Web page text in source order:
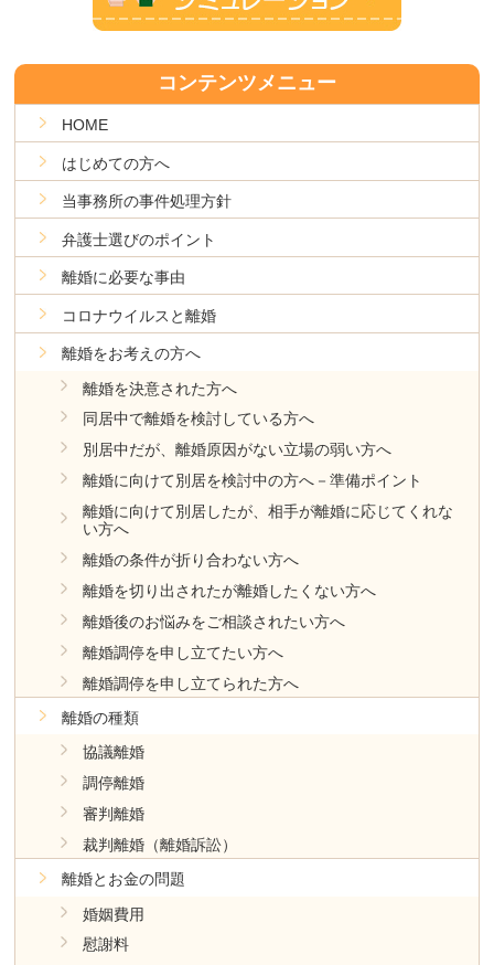
コンテンツメニュー
HOME
はじめての方へ
当事務所の事件処理方針
弁護士選びのポイント
離婚に必要な事由
コロナウイルスと離婚
離婚をお考えの方へ
離婚を決意された方へ
同居中で離婚を検討している方へ
別居中だが、離婚原因がない立場の弱い方へ
離婚に向けて別居を検討中の方へ－準備ポイント
離婚に向けて別居したが、相手が離婚に応じてくれな
い方へ
離婚の条件が折り合わない方へ
離婚を切り出されたが離婚したくない方へ
離婚後のお悩みをご相談されたい方へ
離婚調停を申し立てたい方へ
離婚調停を申し立てられた方へ
離婚の種類
協議離婚
調停離婚
審判離婚
裁判離婚（離婚訴訟）
離婚とお金の問題
婚姻費用
慰謝料